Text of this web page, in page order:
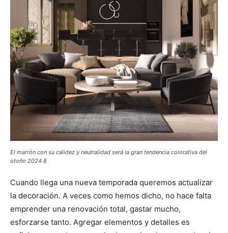
El marrón con su calidez y neutralidad será la gran tendencia colorativa del
otoño 2024 8
Cuando llega una nueva temporada queremos actualizar
la decoración. A veces como hemos dicho, no hace falta
emprender una renovación total, gastar mucho,
esforzarse tanto. Agregar elementos y detalles es